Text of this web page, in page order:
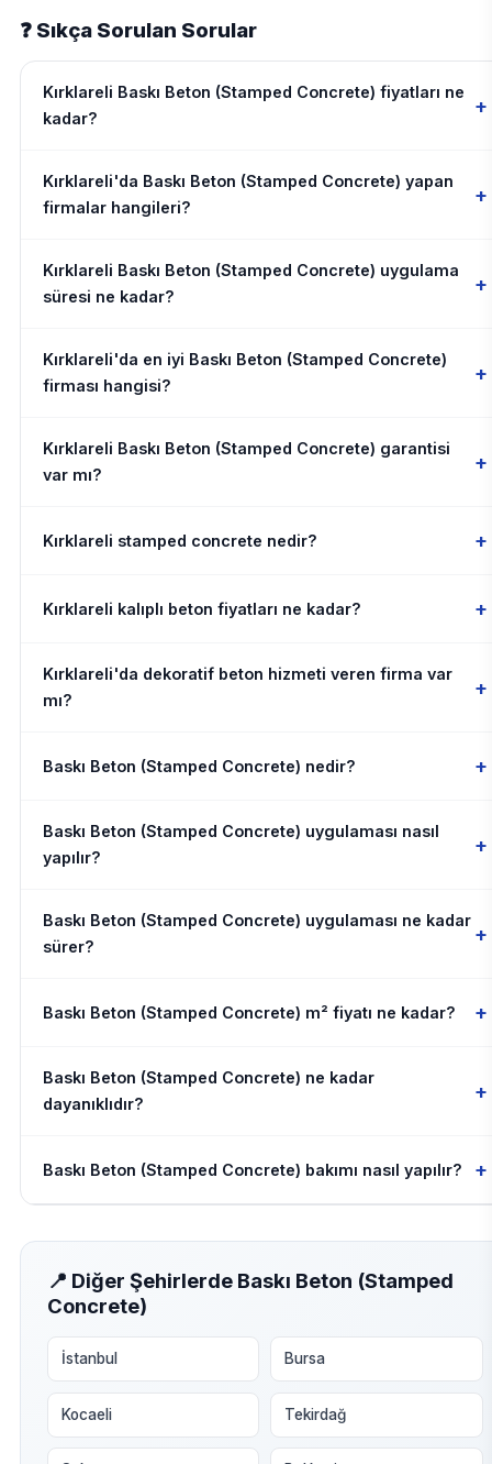
❓ Sıkça Sorulan Sorular
Kırklareli Baskı Beton (Stamped Concrete) fiyatları ne
kadar?
+
Kırklareli'da Baskı Beton (Stamped Concrete) yapan
firmalar hangileri?
+
Kırklareli Baskı Beton (Stamped Concrete) uygulama
süresi ne kadar?
+
Kırklareli'da en iyi Baskı Beton (Stamped Concrete)
firması hangisi?
+
Kırklareli Baskı Beton (Stamped Concrete) garantisi
var mı?
+
Kırklareli stamped concrete nedir? +
Kırklareli kalıplı beton fiyatları ne kadar? +
Kırklareli'da dekoratif beton hizmeti veren firma var
mı?
+
Baskı Beton (Stamped Concrete) nedir? +
Baskı Beton (Stamped Concrete) uygulaması nasıl
yapılır?
+
Baskı Beton (Stamped Concrete) uygulaması ne kadar
sürer?
+
Baskı Beton (Stamped Concrete) m² fiyatı ne kadar? +
Baskı Beton (Stamped Concrete) ne kadar
dayanıklıdır?
+
Baskı Beton (Stamped Concrete) bakımı nasıl yapılır? +
📍 Diğer Şehirlerde Baskı Beton (Stamped
Concrete)
İstanbul Bursa
Kocaeli Tekirdağ